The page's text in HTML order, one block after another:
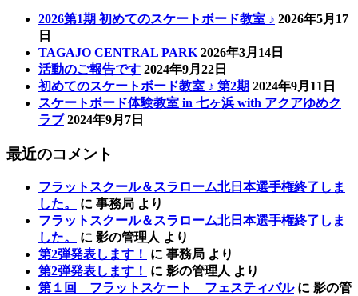
2026第1期 初めてのスケートボード教室 ♪ 2026年5月17
日
TAGAJO CENTRAL PARK 2026年3月14日
活動のご報告です 2024年9月22日
初めてのスケートボード教室 ♪ 第2期 2024年9月11日
スケートボード体験教室 in 七ヶ浜 with アクアゆめク
ラブ 2024年9月7日
最近のコメント
フラットスクール＆スラローム北日本選手権終了しま
した。
に 事務局 より
フラットスクール＆スラローム北日本選手権終了しま
した。
に 影の管理人 より
第2弾発表します！
に 事務局 より
第2弾発表します！
に 影の管理人 より
第１回 フラットスケート フェスティバルに 影の管